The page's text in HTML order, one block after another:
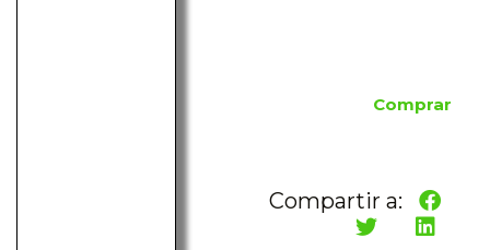
Comprar
Compartir a: